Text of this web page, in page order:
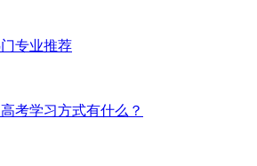
专业推荐
考学习方式有什么？